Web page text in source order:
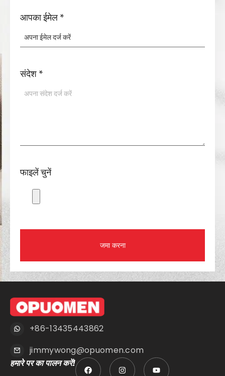
आपका ईमेल *
संदेश *
फाइलें चुनें
जमा करना
+86-13435443862
jimmywong@opuomen.com
हमारे पर का पालन करें!